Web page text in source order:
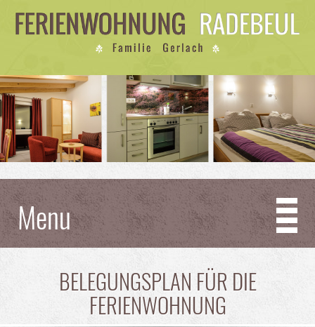
Menu
BELEGUNGSPLAN FÜR DIE
FERIENWOHNUNG